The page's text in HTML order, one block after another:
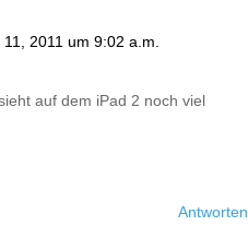
2011 um 9:02 a.m.
auf dem iPad 2 noch viel
Antworten